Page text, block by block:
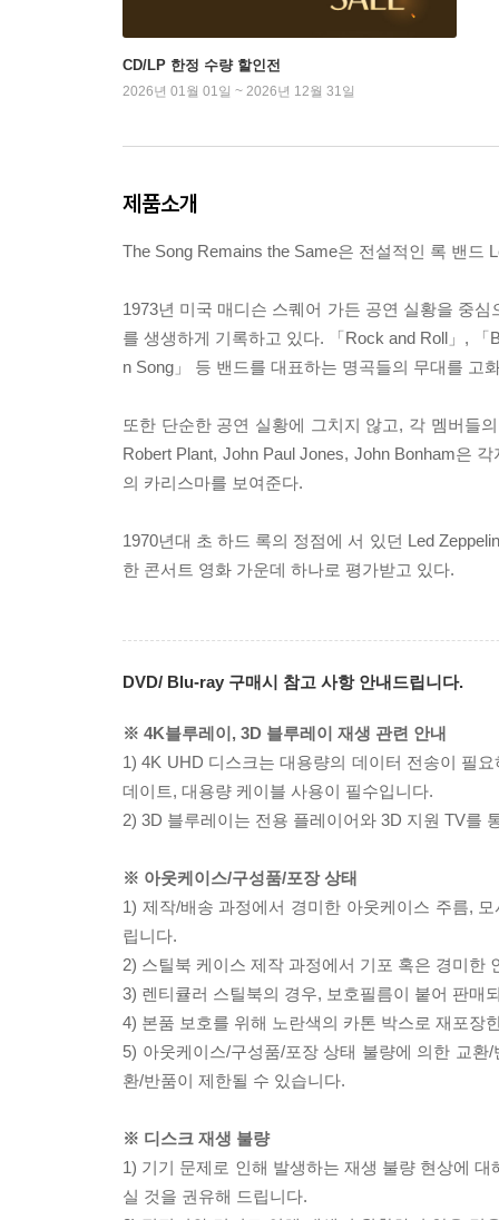
CD/LP 한정 수량 할인전
2026년 01월 01일 ~ 2026년 12월 31일
제품소개
The Song Remains the Same은 전설적인 록 밴드
1973년 미국 매디슨 스퀘어 가든 공연 실황을 중
를 생생하게 기록하고 있다. 「Rock and Roll」,
n Song」 등 밴드를 대표하는 명곡들의 무대를 고
또한 단순한 공연 실황에 그치지 않고, 각 멤버들
Robert Plant, John Paul Jones, John Bonham은
의 카리스마를 보여준다.
1970년대 초 하드 록의 정점에 서 있던 Led
한 콘서트 영화 가운데 하나로 평가받고 있다.
DVD/ Blu-ray 구매시 참고 사항 안내드립니다.
※ 4K블루레이, 3D 블루레이 재생 관련 안내
1) 4K UHD 디스크는 대용량의 데이터 전송이 필
데이트, 대용량 케이블 사용이 필수입니다.
2) 3D 블루레이는 전용 플레이어와 3D 지원 TV를
※ 아웃케이스/구성품/포장 상태
1) 제작/배송 과정에서 경미한 아웃케이스 주름,
립니다.
2) 스틸북 케이스 제작 과정에서 기포 혹은 경미한
3) 렌티큘러 스틸북의 경우, 보호필름이 붙어 판매
4) 본품 보호를 위해 노란색의 카톤 박스로 재포장
5) 아웃케이스/구성품/포장 상태 불량에 의한 교
환/반품이 제한될 수 있습니다.
※ 디스크 재생 불량
1) 기기 문제로 인해 발생하는 재생 불량 현상에
실 것을 권유해 드립니다.